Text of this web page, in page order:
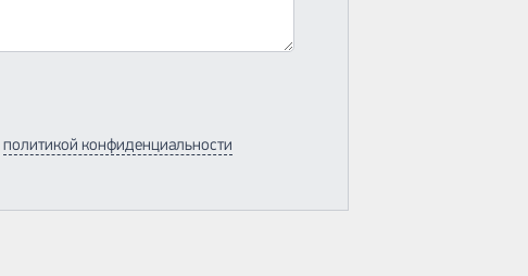
политикой конфиденциальности